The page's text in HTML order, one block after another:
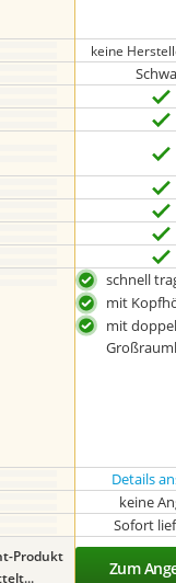
keine
schnell
mit
mit
Details
keine
Sofort
Produkt
Zum